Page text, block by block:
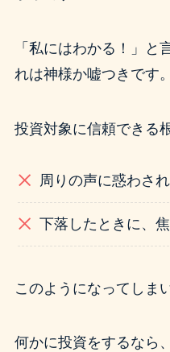
「私にはわかる！」と
れは神様か嘘つきです。
投資対象に信頼できる
周りの声に惑わさ
下落したときに、
このようになってしま
何かに投資をするなら、